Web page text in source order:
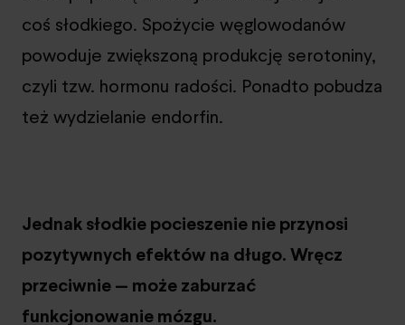
coś słodkiego. Spożycie węglowodanów
powoduje zwiększoną produkcję serotoniny,
czyli tzw. hormonu radości. Ponadto pobudza
też wydzielanie endorfin.
Jednak słodkie pocieszenie nie przynosi
pozytywnych efektów na długo. Wręcz
przeciwnie — może zaburzać
funkcjonowanie mózgu.